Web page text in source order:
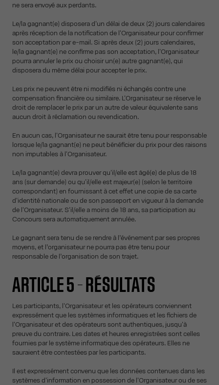
ne sera envoyé aux perdants.
Le/la gagnant(e) disposera d'un délai de deux (2) jours calendaires
après réception de la notification de l'Organisateur pour confirmer
son acceptation par e-mail. Si après deux (2) jours calendaires,
le/la gagnant(e) ne confirme pas son acceptation, l'Organisateur
pourra annuler le prix ou choisir un(e) autre gagnant(e), qui
disposera du même délai pour accepter le prix.
Les prix ne peuvent être ni modifiés ni échangés contre une
compensation financière ou similaire. L'Organisateur se réserve le
droit de remplacer le prix par un autre de valeur équivalente sans
aucun droit à réclamation ou revendication.
En aucun cas, l'Organisateur ne saurait être tenu pour responsable
lorsque le/la gagnant(e) ne peut bénéficier du prix pour des raisons
non imputables à l'Organisateur.
Le/la gagnant(e) devra prouver qu'il/elle est âgé(e) de plus de 18
ans (sur demande) ou qu'il/elle est majeur(e) (selon le territoire
correspondant) en fournissant à cet effet une copie de sa carte
d'identité nationale ou de son passeport en vigueur à la demande
de l'Organisateur. S'il/elle a moins de 18 ans, sa participation au
Concours sera automatiquement annulée.
Le gagnant sera tenu de se rendre à l’événement par ses propres
moyens, et l’organisateur ne pourra pas être tenu pour
responsable de l’organisation de son trajet.
ARTICLE 5 – RÉSULTATS
Les participants, l'Organisateur et les opérateurs conviennent
expressément que les systèmes informatiques et les fichiers de
l'Organisateur et des opérateurs sont authentiques, jusqu'à
preuve du contraire. Les dates et heures enregistrées sont celles
fournies par le système informatique des opérateurs. Elles ne
sauraient être contestées par les participants.
Il est expressément convenu que les données contenues dans les
systèmes d'information en possession de l'Organisateur ou de ses